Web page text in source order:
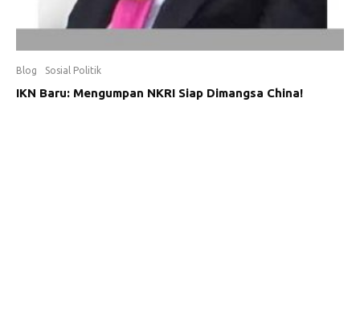
Blog Sosial Politik
IKN Baru: Mengumpan NKRI Siap Dimangsa China!